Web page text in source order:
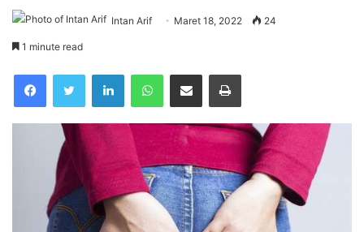
Intan Arif Maret 18, 2022 24
1 minute read
FacebookTwitter LinkedInWhatsAppShare via Email Print